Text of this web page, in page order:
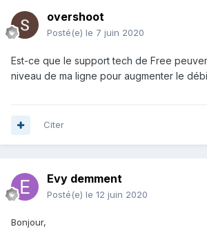
overshoot
Posté(e) le 7 juin 2020
Est-ce que le support tech de Free
niveau de ma ligne pour augmenter le
Citer
Evy demment
Posté(e) le 12 juin 2020
Bonjour,